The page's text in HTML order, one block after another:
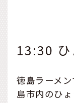
13:30 ひ
徳島ラーメ
島市内のひ